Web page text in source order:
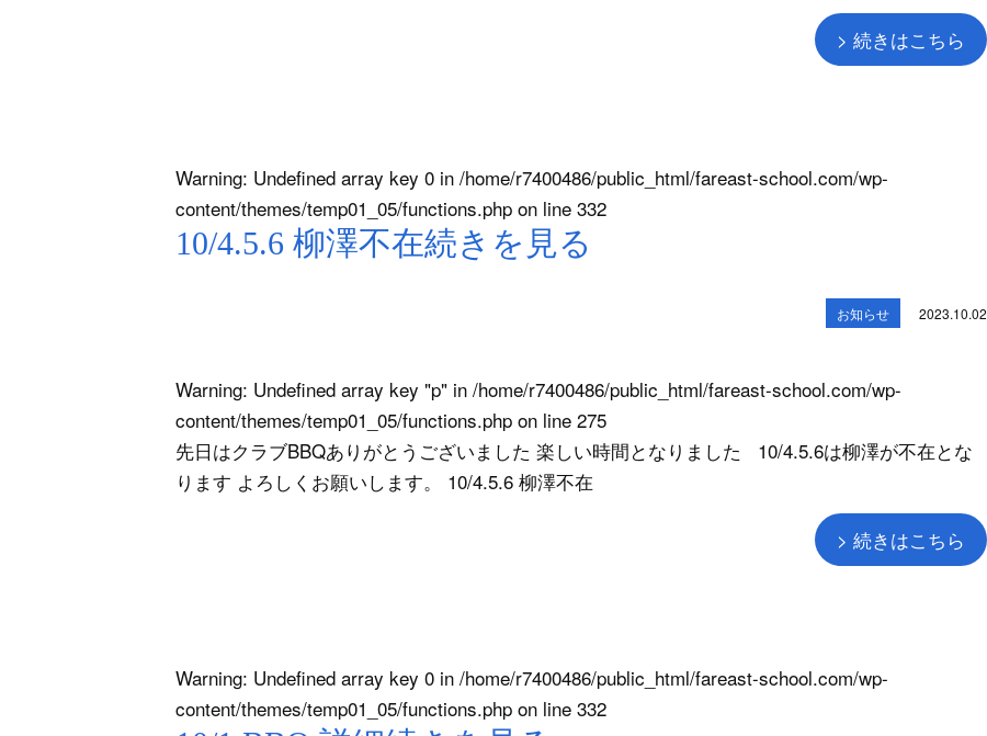
> 続きはこちら
Warning: Undefined array key 0 in /home/r7400486/public_html/fareast-school.com/wp-
content/themes/temp01_05/functions.php on line 332
10/4.5.6 柳澤不在続きを見る
お知らせ 2023.10.02
Warning: Undefined array key "p" in /home/r7400486/public_html/fareast-school.com/wp-
content/themes/temp01_05/functions.php on line 275
先日はクラブBBQありがとうございました 楽しい時間となりました 10/4.5.6は柳澤が不在とな
ります よろしくお願いします。 10/4.5.6 柳澤不在
> 続きはこちら
Warning: Undefined array key 0 in /home/r7400486/public_html/fareast-school.com/wp-
content/themes/temp01_05/functions.php on line 332